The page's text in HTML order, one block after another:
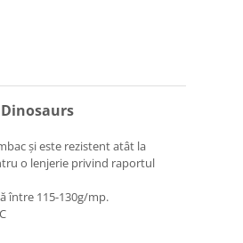
și este rezistent atât la
o lenjerie privind raportul
între 115-130g/mp.